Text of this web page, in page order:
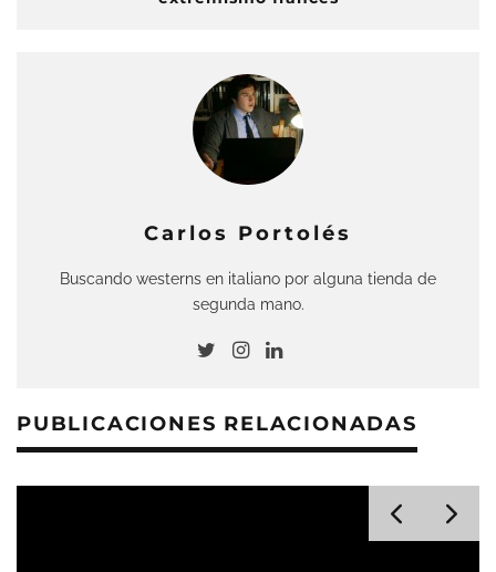
Carlos Portolés
Buscando westerns en italiano por alguna tienda de
segunda mano.
PUBLICACIONES RELACIONADAS